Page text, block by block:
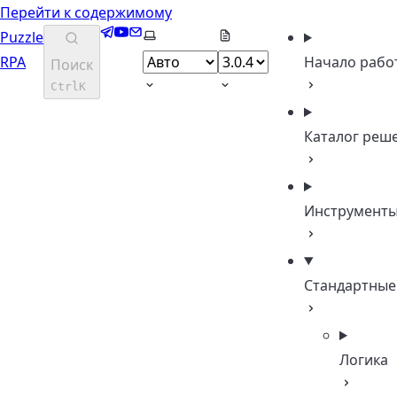
Перейти к содержимому
Puzzle
RPA
Поиск
CtrlK
Telegram
YouTube
EmailВыберите тему
Начало
Каталог
Стандартные
Логика